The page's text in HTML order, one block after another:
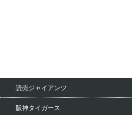
読売ジャイアンツ
阪神タイガース